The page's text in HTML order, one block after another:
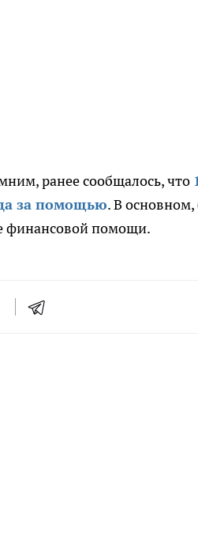
ранее сообщалось, что
за помощью.В основном,
финансовой помощи.